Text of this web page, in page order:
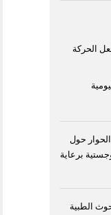
الحركة
2026” يعزز الحوار حول
برعاية
الطبية